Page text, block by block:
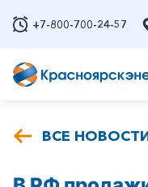
+7-800-700-24-57
ВСЕ